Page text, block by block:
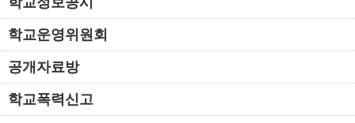
학교운영위원회
공개자료방
학교폭력신고